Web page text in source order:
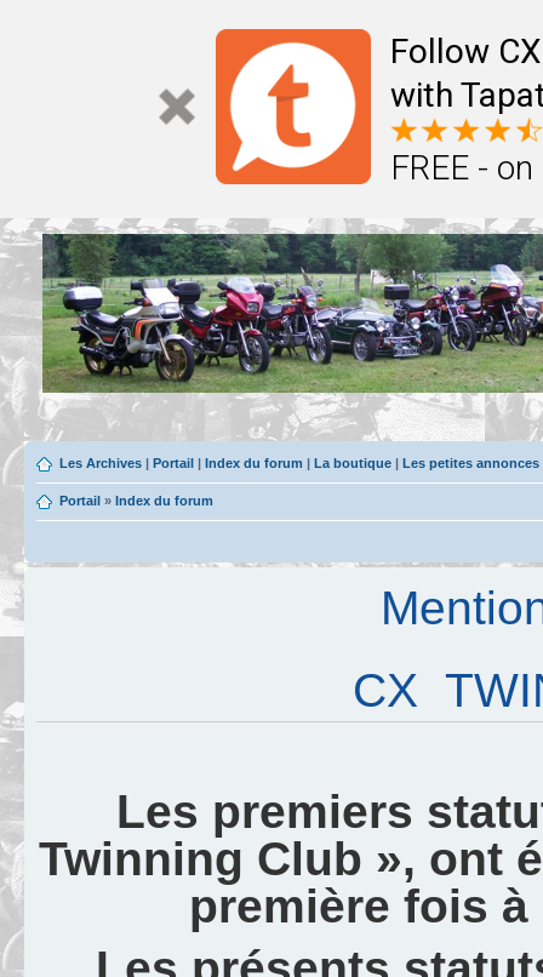
Follow
with
FREE -
Les Archives | Portail | Index du forum | La boutique | Les petites
Portail » Index du forum
CX
Les premiers
Twinning Club », ont
première fois